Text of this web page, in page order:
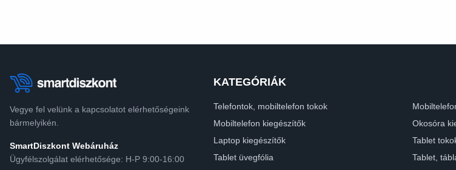
Vegye fel velünk a kapcsolatot elérhetőségeink
bármelyikén.
SmartDiszkont Webáruház
Ügyfélszolgálat elérhetősége: H-P 9:00-16:00
KATEGÓRIÁK
Telefontok, mobiltelefon tokok
Mobiltelefon kiegészítők
Okosóra
Laptop kiegészítők
Tablet
Tablet üvegfólia
Tablet,